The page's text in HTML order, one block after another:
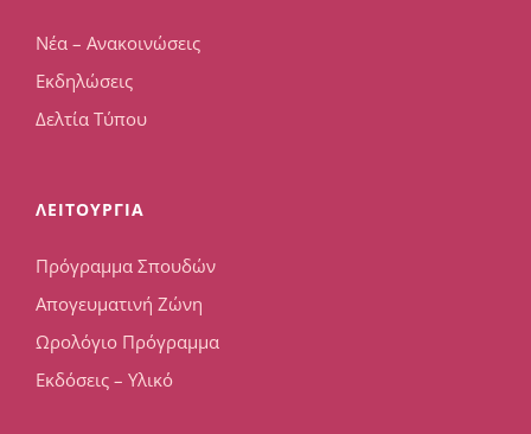
Νέα – Ανακοινώσεις
Εκδηλώσεις
Δελτία Τύπου
ΛΕΙΤΟΥΡΓΙΑ
Πρόγραμμα Σπουδών
Απογευματινή Ζώνη
Ωρολόγιο Πρόγραμμα
Εκδόσεις – Υλικό